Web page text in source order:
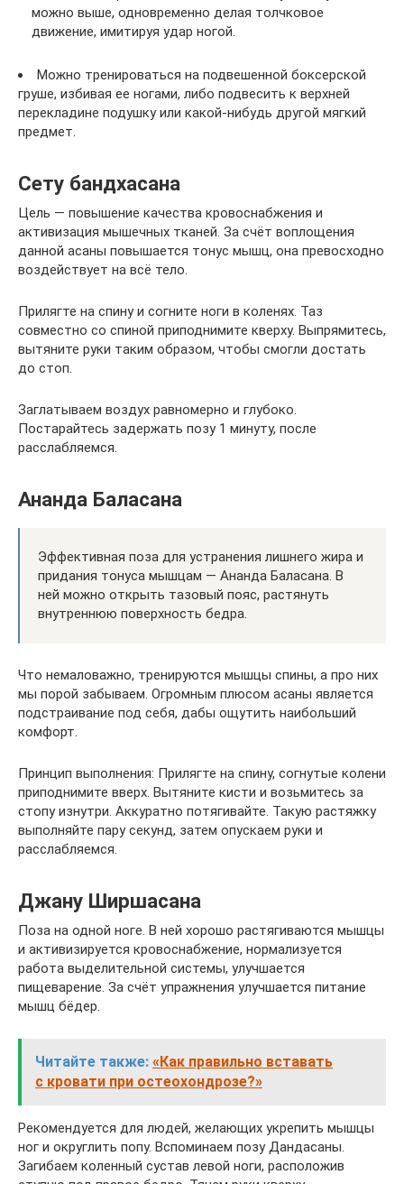
можно выше, одновременно делая толчковое
движение, имитируя удар ногой.
Можно тренироваться на подвешенной боксерской
груше, избивая ее ногами, либо подвесить к верхней
перекладине подушку или какой-нибудь другой мягкий
предмет.
Сету бандхасана
Цель — повышение качества кровоснабжения и
активизация мышечных тканей. За счёт воплощения
данной асаны повышается тонус мышц, она превосходно
воздействует на всё тело.
Прилягте на спину и согните ноги в коленях. Таз
совместно со спиной приподнимите кверху. Выпрямитесь,
вытяните руки таким образом, чтобы смогли достать
до стоп.
Заглатываем воздух равномерно и глубоко.
Постарайтесь задержать позу 1 минуту, после
расслабляемся.
Ананда Баласана
Эффективная поза для устранения лишнего жира и
придания тонуса мышцам — Ананда Баласана. В
ней можно открыть тазовый пояс, растянуть
внутреннюю поверхность бедра.
Что немаловажно, тренируются мышцы спины, а про них
мы порой забываем. Огромным плюсом асаны является
подстраивание под себя, дабы ощутить наибольший
комфорт.
Принцип выполнения: Прилягте на спину, согнутые колени
приподнимите вверх. Вытяните кисти и возьмитесь за
стопу изнутри. Аккуратно потягивайте. Такую растяжку
выполняйте пару секунд, затем опускаем руки и
расслабляемся.
Джану Ширшасана
Поза на одной ноге. В ней хорошо растягиваются мышцы
и активизируется кровоснабжение, нормализуется
работа выделительной системы, улучшается
пищеварение. За счёт упражнения улучшается питание
мышц бёдер.
Читайте также: «Как правильно вставать
с кровати при остеохондрозе?»
Рекомендуется для людей, желающих укрепить мышцы
ног и округлить попу. Вспоминаем позу Дандасаны.
Загибаем коленный сустав левой ноги, расположив